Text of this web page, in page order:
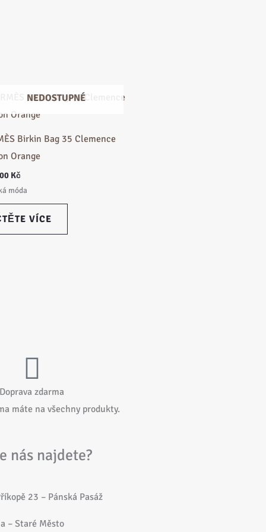
NEDOSTUPNÉ
Birkin Bag 35 Clemence
Orange
Kč
móda
VÍCE
Doprava zdarma
máte na všechny produkty.
nás najdete?
23 – Pánská Pasáž
– Staré Město